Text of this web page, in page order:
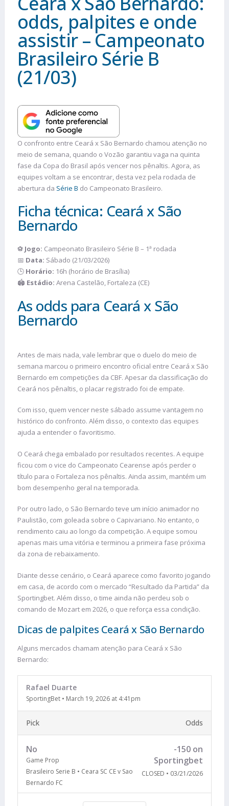
odds, palpites e onde
assistir – Campeonato
Brasileiro Série B
(21/03)
O confronto entre Ceará x São Bernardo chamou atenção no
meio de semana, quando o Vozão garantiu vaga na quinta
fase da Copa do Brasil após vencer nos pênaltis. Agora, as
equipes voltam a se encontrar, desta vez pela rodada de
abertura da Série B do Campeonato Brasileiro.
Ficha técnica: Ceará x São
Bernardo
⚽ Jogo: Campeonato Brasileiro Série B – 1ª rodada
📅 Data: Sábado (21/03/2026)
🕒 Horário: 16h (horário de Brasília)
🏟️ Estádio: Arena Castelão, Fortaleza (CE)
As odds para Ceará x São
Bernardo
Antes de mais nada, vale lembrar que o duelo do meio de
semana marcou o primeiro encontro oficial entre Ceará x São
Bernardo em competições da CBF. Apesar da classificação do
Ceará nos pênaltis, o placar registrado foi de empate.
Com isso, quem vencer neste sábado assume vantagem no
histórico do confronto. Além disso, o contexto das equipes
ajuda a entender o favoritismo.
O Ceará chega embalado por resultados recentes. A equipe
ficou com o vice do Campeonato Cearense após perder o
título para o Fortaleza nos pênaltis. Ainda assim, mantém um
bom desempenho geral na temporada.
Por outro lado, o São Bernardo teve um início animador no
Paulistão, com goleada sobre o Capivariano. No entanto, o
rendimento caiu ao longo da competição. A equipe somou
apenas mais uma vitória e terminou a primeira fase próxima
da zona de rebaixamento.
Diante desse cenário, o Ceará aparece como favorito jogando
em casa, de acordo com o mercado “Resultado da Partida” da
Sportingbet. Além disso, o time ainda não perdeu sob o
comando de Mozart em 2026, o que reforça essa condição.
Dicas de palpites Ceará x São Bernardo
Alguns mercados chamam atenção para Ceará x São
Bernardo:
Rafael Duarte
SportingBet • March 19, 2026 at 4:41pm
Pick Odds
No
Game Prop
Brasileiro Serie B • Ceara SC CE v Sao
Bernardo FC
-150 on
Sportingbet
CLOSED • 03/21/2026